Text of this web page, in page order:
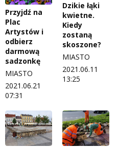
Przyjdź na
Plac
Artystów i
odbierz
darmową
sadzonkę
MIASTO
2021.06.21
07:31
Dzikie łąki
kwietne.
Kiedy
zostaną
skoszone?
MIASTO
2021.06.11
13:25